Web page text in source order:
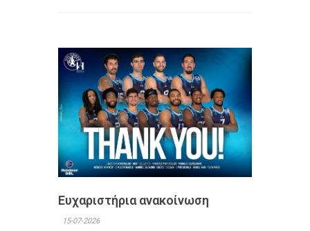
Ευχαριστήρια ανακοίνωση
15-07-2026